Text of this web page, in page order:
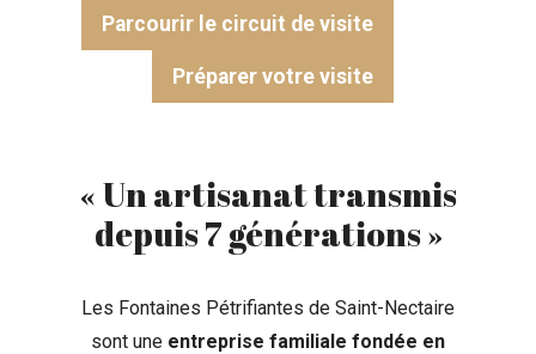
Parcourir le circuit de visite
Préparer votre visite
« Un artisanat transmis
depuis 7 générations »
Les Fontaines Pétrifiantes de Saint-Nectaire
sont une entreprise familiale fondée en